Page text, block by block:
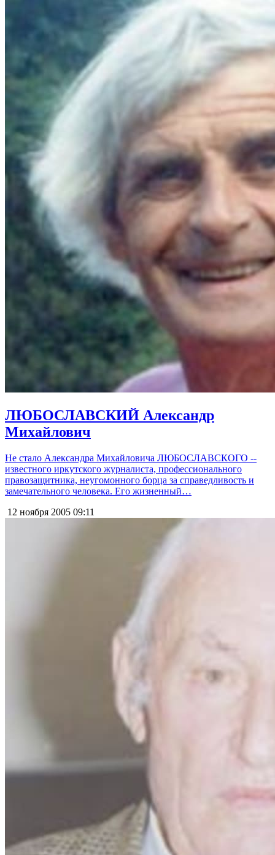
ЛЮБОСЛАВСКИЙ Александр
Михайлович
Не стало Александра Михайловича ЛЮБОСЛАВСКОГО --
известного иркутского журналиста, профессионального
правозащитника, неугомонного борца за справедливость и
замечательного человека. Его жизненный…
12 ноября 2005 09:11